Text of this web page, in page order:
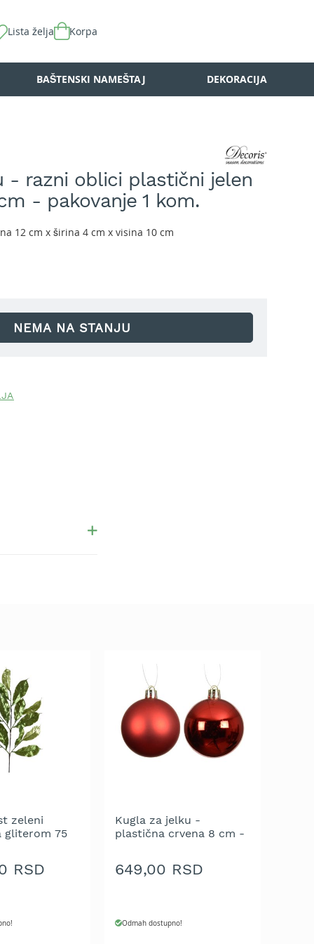
Korpa
Lista želja
BAŠTENSKI NAMEŠTAJ DEKORACIJA
- razni oblici plastični jelen
- pakovanje 1 kom.
12 cm x širina 4 cm x visina 10 cm
NEMA NA STANJU
zeleni
gliterom 75
RSD
Kugla za jelku -
plastična crvena 8 cm -
649,00 RSD
Odmah dostupno!